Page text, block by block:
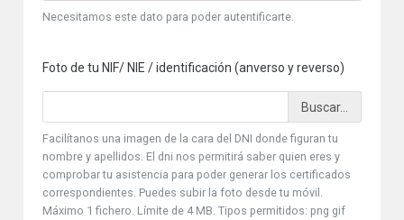
Necesitamos este dato para poder autentificarte.
Foto de tu NIF/ NIE / identificación (anverso y reverso)
Facilítanos una imagen de la cara del DNI donde figuran tu
nombre y apellidos. El dni nos permitirá saber quien eres y
comprobar tu asistencia para poder generar los certificados
correspondientes. Puedes subir la foto desde tu móvil.
Máximo 1 fichero. Límite de 4 MB. Tipos permitidos: png gif